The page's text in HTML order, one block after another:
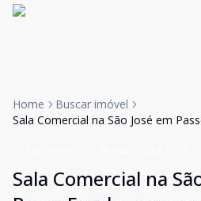
Home
Buscar imóvel
Sala Comercial na São José em
Sala Comercial na